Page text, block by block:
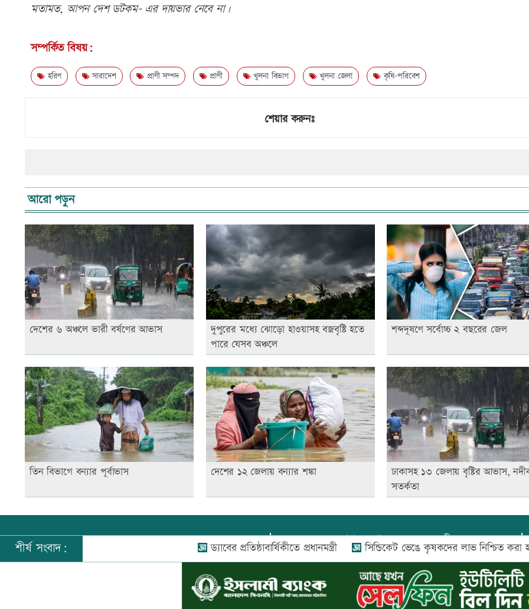
মতামত, আপন দেশ ডটকম- এর দায়ভার নেবে না।
সম্পর্কিত বিষয়:
হরিণ সারাদেশ প্রাণী সম্পদ প্রাণী খুলনা বিভাগ খুলনা জেলা কৃষি-পরিবেশ
শেয়ার করুনঃ
আরো পড়ুন
দেশের ৬ অঞ্চলে ভারী বর্ষণের আভাস
দুপুরের মধ্যে ঝোড়ো হাওয়াসহ বজ্রবৃষ্টি হতে
পারে যেসব অঞ্চলে
শব্দদূষণে সর্বোচ্চ ২ বছরের জেল
তিন বিভাগে বন্যার পূর্বাভাস দেশের ১২ জেলায় বন্যার শঙ্কা
ঢাকাসহ ১৩ জেলায় বৃষ্টির আভাস,
সতর্কতা
প্রধান সম্পাদক:আফজাল বারী
প্রোমিতা আফরিন কর্তৃক সম্পাদিত ও প্রকাশিত
সি-৫০১, ৬ষ্ঠতলা, আল রাজী কমপ্লেক্স, ১৬৬-১৬৭
শহীদ সৈয়দ নজরুল ইসলাম সরণি, পুরানা পল্টন, ঢাকা-১০০০
শীর্ষ সংবাদ: ড্যাবের প্রতিষ্ঠাবার্ষিকীতে প্রধানমন্ত্রী সিন্ডিকেট ভেঙে কৃষকদের লাভ নিশ্চিত করা হবে: